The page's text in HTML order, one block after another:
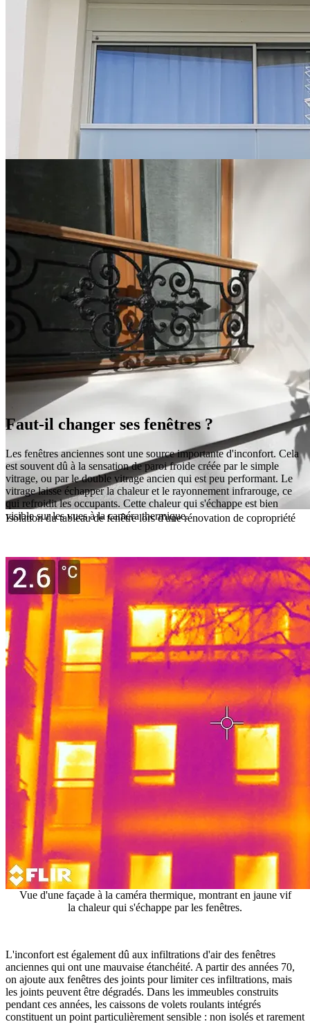
Changement d'une fenêtre aluminium lors d'une rénovation globale
Isolation du tableau de fenêtre lors d'une rénovation de copropriété
Faut-il changer ses fenêtres ?
Les fenêtres anciennes sont une source importante d'inconfort. Cela
est souvent dû à la sensation de paroi froide créée par le simple
vitrage, ou par le double vitrage ancien qui est peu performant. Le
vitrage laisse échapper la chaleur et le rayonnement infrarouge, ce
qui refroidit les occupants. Cette chaleur qui s'échappe est bien
visible sur les vues à la caméra thermique.
Vue d'une façade à la caméra thermique, montrant en jaune vif
la chaleur qui s'échappe par les fenêtres.
L'inconfort est également dû aux infiltrations d'air des fenêtres
anciennes qui ont une mauvaise étanchéité. A partir des années 70,
on ajoute aux fenêtres des joints pour limiter ces infiltrations, mais
les joints peuvent être dégradés. Dans les immeubles construits
pendant ces années, les caissons de volets roulants intégrés
constituent un point particulièrement sensible : non isolés et rarement